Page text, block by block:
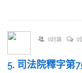
0討論 0
5. 司法院釋字第